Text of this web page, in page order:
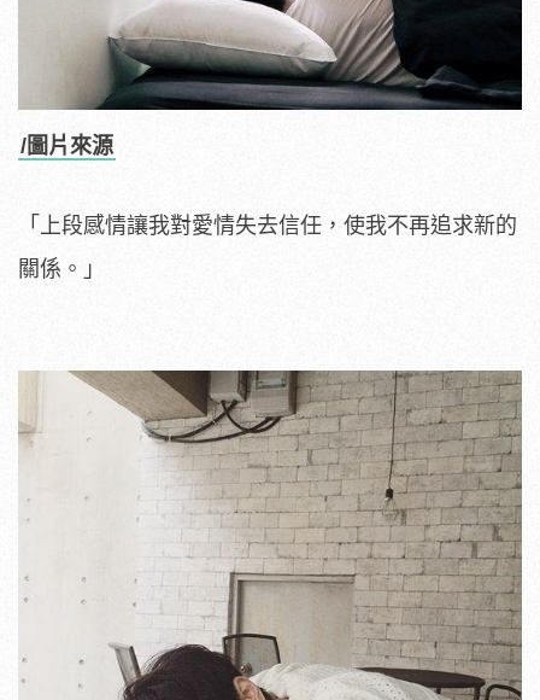
/圖片來源
「上段感情讓我對愛情失去信任，使我不再追求新的
關係。」